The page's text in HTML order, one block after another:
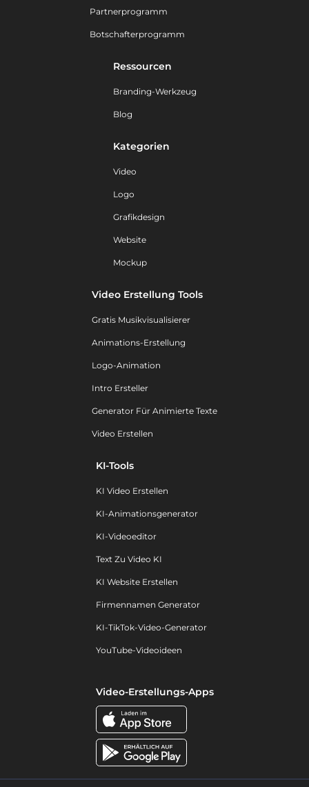
Partnerprogramm
Botschafterprogramm
Ressourcen
Branding-Werkzeug
Blog
Kategorien
Video
Logo
Grafikdesign
Website
Mockup
Video Erstellung Tools
Gratis Musikvisualisierer
Animations-Erstellung
Logo-Animation
Intro Ersteller
Generator Für Animierte Texte
Video Erstellen
KI-Tools
KI Video Erstellen
KI-Animationsgenerator
KI-Videoeditor
Text Zu Video KI
KI Website Erstellen
Firmennamen Generator
KI-TikTok-Video-Generator
YouTube-Videoideen
Video-Erstellungs-Apps